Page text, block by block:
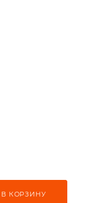
В КОРЗИНУ